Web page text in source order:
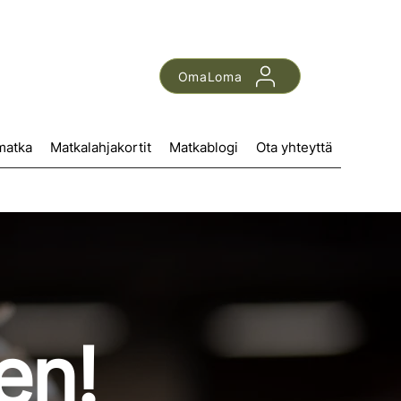
OmaLoma
Matkalahjakortit Matkablogi Ota yhteyttä